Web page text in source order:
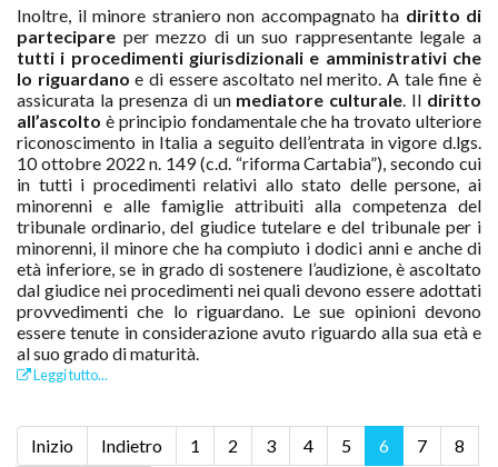
Inoltre, il minore straniero non accompagnato ha diritto di
partecipare per mezzo di un suo rappresentante legale a
tutti i procedimenti giurisdizionali e amministrativi che
lo riguardano e di essere ascoltato nel merito. A tale fine è
assicurata la presenza di un mediatore culturale. Il diritto
all’ascolto è principio fondamentale che ha trovato ulteriore
riconoscimento in Italia a seguito dell’entrata in vigore d.lgs.
10 ottobre 2022 n. 149 (c.d. “riforma Cartabia”), secondo cui
in tutti i procedimenti relativi allo stato delle persone, ai
minorenni e alle famiglie attribuiti alla competenza del
tribunale ordinario, del giudice tutelare e del tribunale per i
minorenni, il minore che ha compiuto i dodici anni e anche di
età inferiore, se in grado di sostenere l’audizione, è ascoltato
dal giudice nei procedimenti nei quali devono essere adottati
provvedimenti che lo riguardano. Le sue opinioni devono
essere tenute in considerazione avuto riguardo alla sua età e
al suo grado di maturità.
Leggi tutto...
Inizio Indietro 1 2 3 4 5 6 7
8